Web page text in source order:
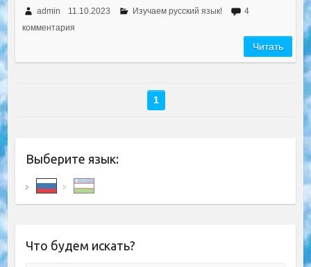
admin 11.10.2023 Изучаем русский язык!
4
комментария
Читать
1
Выберите язык:
Что будем искать?